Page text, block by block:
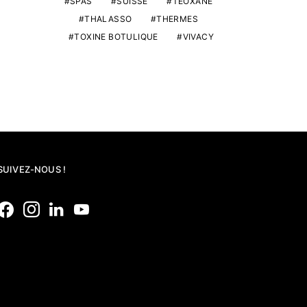
THALASSO
THERMES
TOXINE BOTULIQUE
VIVACY
NOUS !